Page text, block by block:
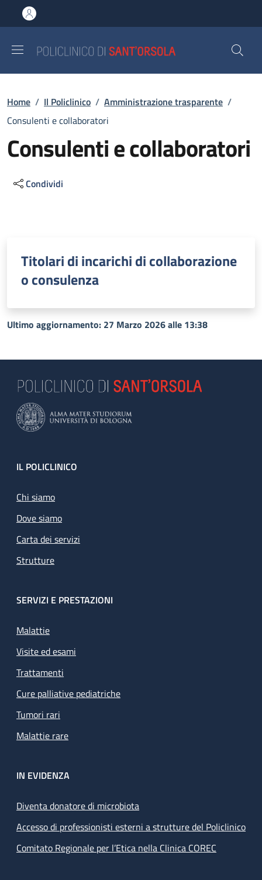
al contenuto principale
to footer content
Briciole di pane
Home / Il Policlinico / Amministrazione trasparente /
Consulenti e collaboratori
Consulenti e collaboratori
Condividi
Titolari di incarichi di collaborazione
o consulenza
Ultimo aggiornamento: 27 Marzo 2026 alle 13:38
Footer
IL POLICLINICO
Chi siamo
Dove siamo
Carta dei servizi
Strutture
SERVIZI E PRESTAZIONI
Malattie
Visite ed esami
Trattamenti
Cure palliative pediatriche
Tumori rari
Malattie rare
IN EVIDENZA
Diventa donatore di microbiota
Accesso di professionisti esterni a strutture del Policlinico
Comitato Regionale per l’Etica nella Clinica COREC